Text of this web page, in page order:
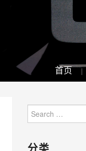
首页
for:
分类